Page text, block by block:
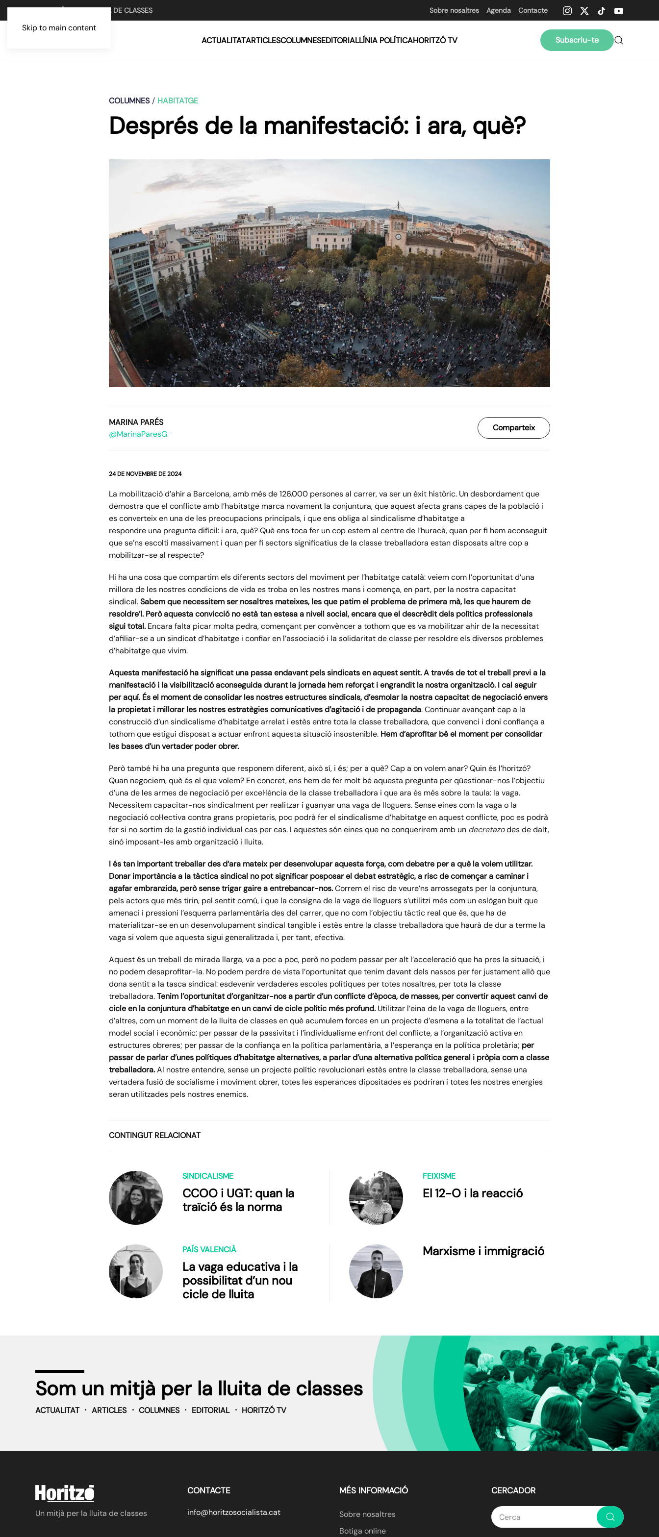
Skip to main content
UN MITJÀ PER LA LLUITA DE CLASSES Sobre nosaltres Agenda Contacte
ACTUALITATARTICLESCOLUMNESEDITORIALLÍNIA POLÍTICAHORITZÓ TV Subscriu-te
COLUMNES HABITATGE
Després de la manifestació: i ara, què?
MARINA PARÉS
@MarinaParesG
Comparteix
24 DE NOVEMBRE DE 2024
La mobilització d’ahir a Barcelona, amb més de 126.000 persones al carrer, va ser un èxit històric. Un desbordament que
demostra que el conflicte amb l’habitatge marca novament la conjuntura, que aquest afecta grans capes de la població i
es converteix en una de les preocupacions principals, i que ens obliga al sindicalisme d’habitatge a
respondre una pregunta difícil: i ara, què? Què ens toca fer un cop estem al centre de l’huracà, quan per fi hem aconseguit
que se’ns escolti massivament i quan per fi sectors significatius de la classe treballadora estan disposats altre cop a
mobilitzar-se al respecte?
Hi ha una cosa que compartim els diferents sectors del moviment per l’habitatge català: veiem com l’oportunitat d’una
millora de les nostres condicions de vida es troba en les nostres mans i comença, en part, per la nostra capacitat
sindical.Sabem que necessitem ser nosaltres mateixes, les que patim el problema de primera mà, les que haurem de
resoldre’l. Però aquesta convicció no està tan estesa a nivell social, encara que el descrèdit dels polítics professionals
sigui total. Encara falta picar molta pedra, començant per convèncer a tothom que es va mobilitzar ahir de la necessitat
d’afiliar-se a un sindicat d’habitatge i confiar en l’associació i la solidaritat de classe per resoldre els diversos problemes
d’habitatge que vivim.
Aquesta manifestació ha significat una passa endavant pels sindicats en aquest sentit. A través de tot el treball previ a la
manifestació i la visibilització aconseguida durant la jornada hem reforçat i engrandit la nostra organització. I cal seguir
per aquí. És el moment de consolidar les nostres estructures sindicals, d’esmolar la nostra capacitat de negociació envers
la propietat i millorar les nostres estratègies comunicatives d’agitació i de propaganda. Continuar avançant cap a la
construcció d’un sindicalisme d’habitatge arrelat i estès entre tota la classe treballadora, que convenci i doni confiança a
tothom que estigui disposat a actuar enfront aquesta situació insostenible. Hem d’aprofitar bé el moment perconsolidar
les bases d’unvertader poder obrer.
Però també hi ha una pregunta que responem diferent, això sí, i és; per a què? Cap a on volem anar? Quin és l’horitzó?
Quan negociem, què és el que volem? En concret, ens hem de fer molt bé aquesta pregunta per qüestionar-nos l’objectiu
d’una de les armes de negociació per excel·lència de la classe treballadora i que ara és més sobre la taula: la vaga.
Necessitem capacitar-nos sindicalment per realitzar i guanyar una vaga de lloguers. Sense eines com la vaga o la
negociació col·lectiva contra grans propietaris, poc podrà fer el sindicalisme d’habitatge en aquest conflicte, poc es podrà
fer si no sortim de la gestió individual cas per cas. I aquestes són eines que no conquerirem amb un decretazodes de dalt,
sinó imposant-les amb organització i lluita.
I és tan important treballar des d‘ara mateixper desenvolupar aquesta força, com debatre per a què la volem utilitzar.
Donar importància a la tàctica sindical no pot significar posposar el debat estratègic, a risc de començar a caminar i
agafar embranzida, però sense trigargairea entrebancar-nos.Correm el risc de veure’ns arrossegats per la conjuntura,
pels actors que més tirin, pel sentit comú, i que la consigna de la vaga de lloguers s’utilitzi més com un eslògan buit que
amenaci i pressioni l’esquerra parlamentària des del carrer, que no com l’objectiu tàctic real que és, que ha de
materialitzar-se en un desenvolupament sindical tangible i estès entre la classe treballadora que haurà de dur a terme la
vaga si volem que aquesta sigui generalitzada i, per tant, efectiva.
Aquest és un treball de mirada llarga, va a poc a poc, però no podem passar per alt l’acceleració que ha pres la situació, i
no podem desaprofitar-la. No podem perdre de vista l’oportunitat que tenim davant dels nassos per fer justament allò que
dona sentit a la tasca sindical: esdevenir verdaderes escoles polítiques per totes nosaltres, per tota la classe
treballadora.Tenim l’oportunitat d’organitzar-nos a partir d’un conflicte d’època, de masses, per convertir aquest canvi de
cicle en la conjuntura d’habitatge en un canvi de cicle polític més profund. Utilitzar l’eina de la vaga de lloguers, entre
d’altres, com un moment de la lluita de classes en què acumulem forces en un projecte d’esmena a la totalitat de l’actual
model social i econòmic: per passar de la passivitat i l’individualisme enfront del conflicte, a l’organització activa en
estructures obreres; per passar de la confiança en la política parlamentària, a l’esperança en la política proletària; per
passar de parlar d’unes polítiques d’habitatge alternatives, a parlar d’una alternativa política general i pròpiacom a classe
treballadora.Al nostre entendre, sense un projecte polític revolucionari estès entre la classe treballadora, sense una
vertadera fusió de socialisme i moviment obrer, totes les esperances dipositades es podriran i totes les nostres energies
seran utilitzades pels nostres enemics.
CONTINGUT RELACIONAT
SINDICALISME
CCOO i UGT: quan la
traïció és la norma
FEIXISME
El 12-O i la reacció
PAÍS VALENCIÀ
La vaga educativa i la
possibilitat d’un nou
cicle de lluita
Marxisme i immigració
Som un mitjà per la lluita de classes
ACTUALITAT ARTICLES COLUMNES EDITORIAL HORITZÓ TV
Un mitjà per la lluita de classes
CONTACTE
info@horitzosocialista.cat
MÉS INFORMACIÓ
Sobre nosaltres
Botiga online
CERCADOR